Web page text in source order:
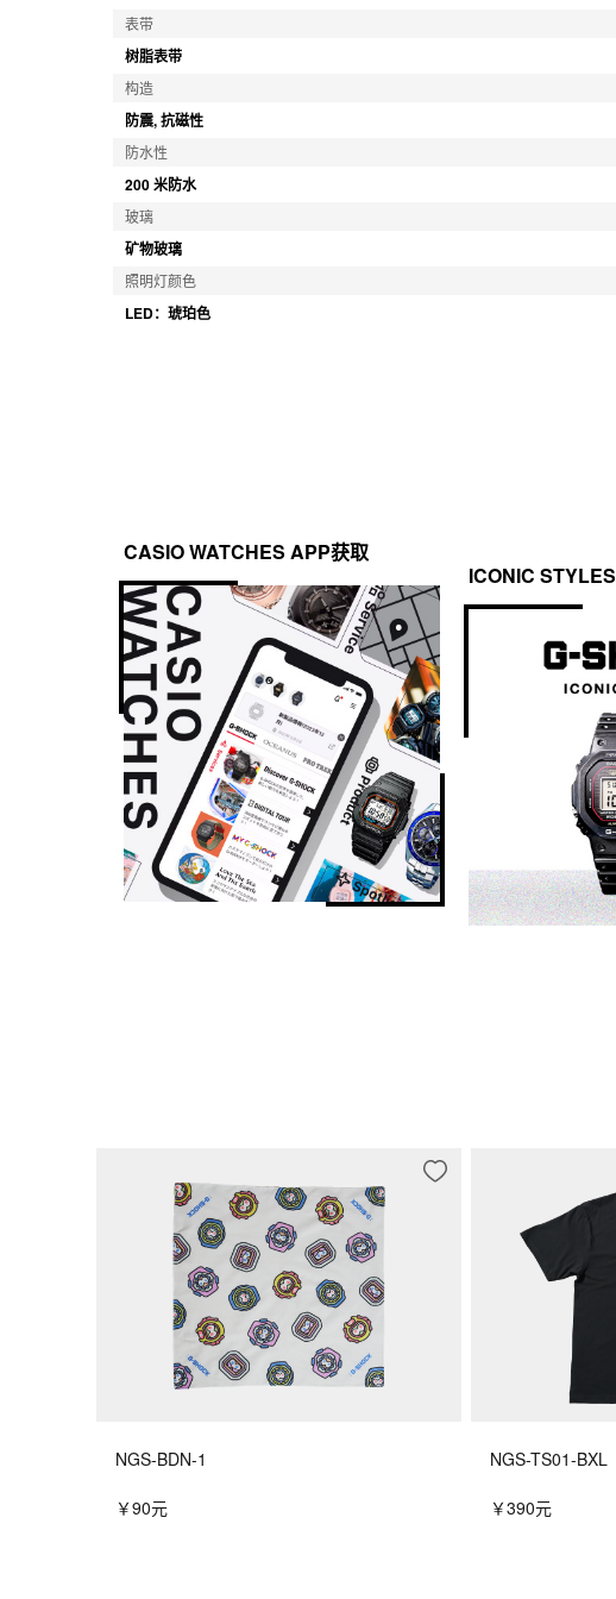
表带
树脂表带
构造
防震, 抗磁性
防水性
200 米防水
玻璃
矿物玻璃
照明灯颜色
LED：琥珀色
CASIO WATCHES APP获取
ICONIC STYLES
NGS-BDN-1
￥90元
NGS-TS01-BXL
￥390元